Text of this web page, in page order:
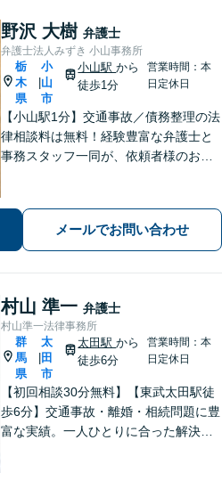
野沢 大樹 弁護士
弁護士法人みずき 小山事務所
栃
木
県
小
山
市
小山駅から
徒歩1分
営業時間：本
日定休日
【小山駅1分】交通事故／債務整理の法
律相談料は無料！経験豊富な弁護士と
事務スタッフ一同が、依頼者様のお悩
観点から解決策をご提案してまいりま
す。【休日・夜間対応】
メールでお問い合わせ
村山 準一 弁護士
村山準一法律事務所
群
馬
県
太
田
市
太田駅から
徒歩6分
営業時間：本
日定休日
【初回相談30分無料】【東武太田駅徒
歩6分】交通事故・離婚・相続問題に豊
富な実績。一人ひとりに合った解決方